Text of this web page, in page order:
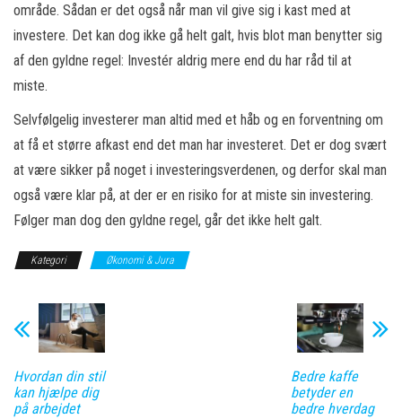
område. Sådan er det også når man vil give sig i kast med at
investere. Det kan dog ikke gå helt galt, hvis blot man benytter sig
af den gyldne regel: Investér aldrig mere end du har råd til at
miste.
Selvfølgelig investerer man altid med et håb og en forventning om
at få et større afkast end det man har investeret. Det er dog svært
at være sikker på noget i investeringsverdenen, og derfor skal man
også være klar på, at der er en risiko for at miste sin investering.
Følger man dog den gyldne regel, går det ikke helt galt.
Kategori Økonomi & Jura
Hvordan din stil
kan hjælpe dig
på arbejdet
Bedre kaffe
betyder en
bedre hverdag